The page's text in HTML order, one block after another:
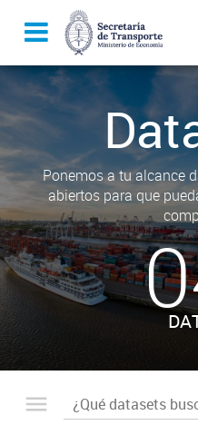
Ponemos a tu alcance
abiertos para que